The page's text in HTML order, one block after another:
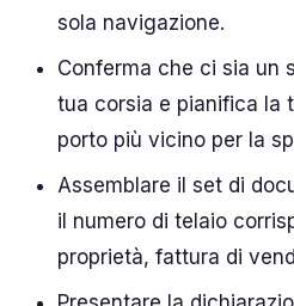
sola navigazione.
Conferma che ci sia un
tua corsia e pianifica la
porto più vicino per la
Assemblare il set di
il numero di telaio
proprietà, fattura di